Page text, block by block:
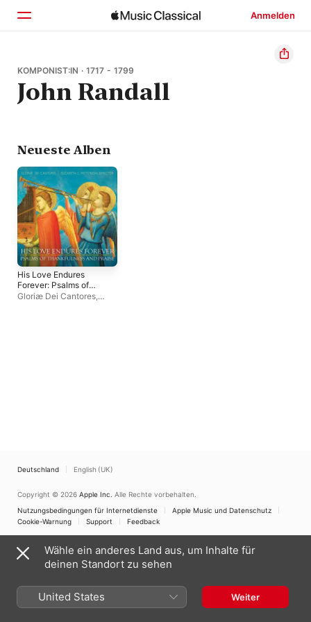
Anmelden
Startseite
Entdecken
KOMPONIST:IN · 1717 - 1799
John Randall
Neueste Alben
His Love Endures
Forever: Psalms of
Thankfulness and
Gloriæ Dei Cantores,
Deutschland English (UK)
Copyright © 2026 Apple Inc. Alle Rechte vorbehalten.
Nutzungsbedingungen für Internetdienste
Apple Music und Datenschutz
Cookie-Warnung
Support Feedback
Wähle ein anderes Land aus, um Inhalte für
deinen Standort zu sehen
United States Weiter